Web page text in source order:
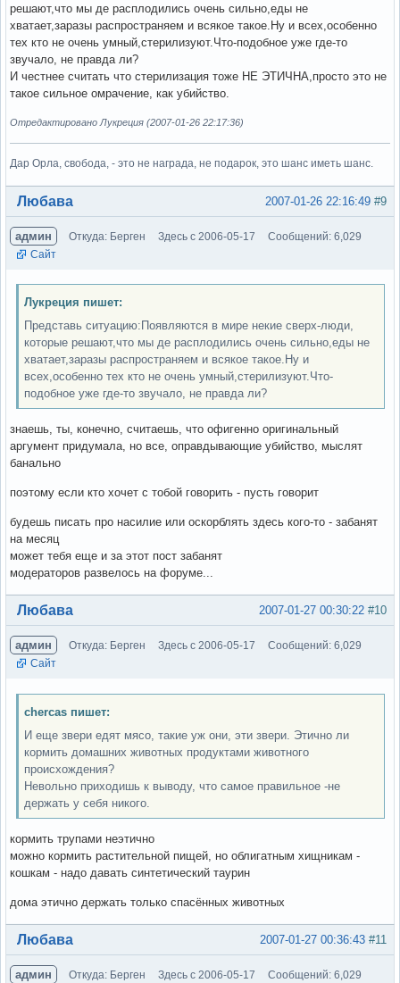
решают,что мы де расплодились очень сильно,еды не
хватает,заразы распространяем и всякое такое.Ну и всех,особенно
тех кто не очень умный,стерилизуют.Что-подобное уже где-то
звучало, не правда ли?
И честнее считать что стерилизация тоже НЕ ЭТИЧНА,просто это не
такое сильное омрачение, как убийство.
Отредактировано Лукреция (2007-01-26 22:17:36)
Дар Орла, свобода, - это не награда, не подарок, это шанс иметь шанс.
Вне форума #9
2007-01-26 22:16:49
Любава
админ Откуда: Берген Здесь с 2006-05-17
Сообщений: 6,029
Сайт
Лукреция пишет:
Представь ситуацию:Появляются в мире некие сверх-люди,
которые решают,что мы де расплодились очень сильно,еды не
хватает,заразы распространяем и всякое такое.Ну и
всех,особенно тех кто не очень умный,стерилизуют.Что-
подобное уже где-то звучало, не правда ли?
знаешь, ты, конечно, считаешь, что офигенно оригинальный
аргумент придумала, но все, оправдывающие убийство, мыслят
банально
поэтому если кто хочет с тобой говорить - пусть говорит
будешь писать про насилие или оскорблять здесь кого-то - забанят
на месяц
может тебя еще и за этот пост забанят
модераторов развелось на форуме...
Вне форума #10
2007-01-27 00:30:22
Любава
админ Откуда: Берген Здесь с 2006-05-17
Сообщений: 6,029
Сайт
chercas пишет:
И еще звери едят мясо, такие уж они, эти звери. Этично ли
кормить домашних животных продуктами животного
происхождения?
Невольно приходишь к выводу, что самое правильное -не
держать у себя никого.
кормить трупами неэтично
можно кормить растительной пищей, но облигатным хищникам -
кошкам - надо давать синтетический таурин
дома этично держать только спасённых животных
Вне форума #11
2007-01-27 00:36:43
Любава
админ Откуда: Берген Здесь с 2006-05-17
Сообщений: 6,029